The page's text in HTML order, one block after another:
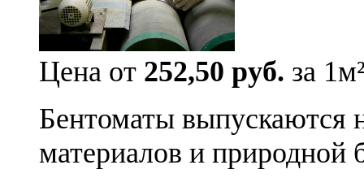
Цена от 252,50 руб. за
Бентоматы выпускаются
материалов и природной